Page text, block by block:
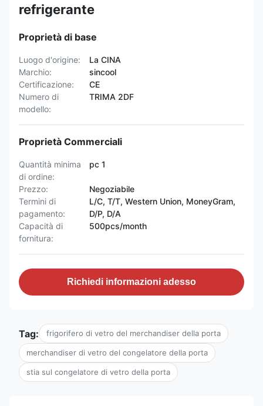
refrigerante
Proprietà di base
Luogo d'origine:
La CINA
Marchio:
sincool
Certificazione:
CE
Numero di
modello:
TRIMA 2DF
Proprietà Commerciali
Quantità minima
di ordine:
pc 1
Prezzo:
Negoziabile
Termini di
pagamento:
L/C, T/T, Western Union, MoneyGram,
D/P, D/A
Capacità di
fornitura:
500pcs/month
Richiedi informazioni adesso
Tag: frigorifero di vetro del merchandiser della porta
merchandiser di vetro del congelatore della porta
stia sul congelatore di vetro della porta